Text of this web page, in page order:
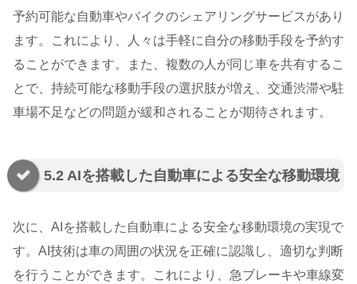
予約可能な自動車やバイクのシェアリングサービスがあり
ます。これにより、人々は手軽に自分の移動手段を予約す
ることができます。また、複数の人が同じ車を共有するこ
とで、持続可能な移動手段の選択肢が増え、交通渋滞や駐
車場不足などの問題が緩和されることが期待されます。
5.2 AIを搭載した自動車による安全な移動環境
次に、AIを搭載した自動車による安全な移動環境の実現で
す。AI技術は車の周囲の状況を正確に認識し、適切な判断
を行うことができます。これにより、急ブレーキや車線変